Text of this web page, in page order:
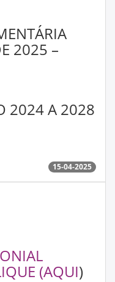
2025 –
2024 A 2028
15-04-2025
(AQUI)